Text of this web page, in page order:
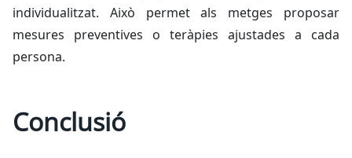
individualitzat. Això permet als metges proposar
mesures preventives o teràpies ajustades a cada
persona.
Conclusió